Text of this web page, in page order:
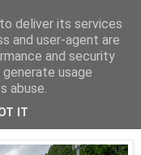
deliver its services
and user-agent are
and security
usage
abuse.
IT